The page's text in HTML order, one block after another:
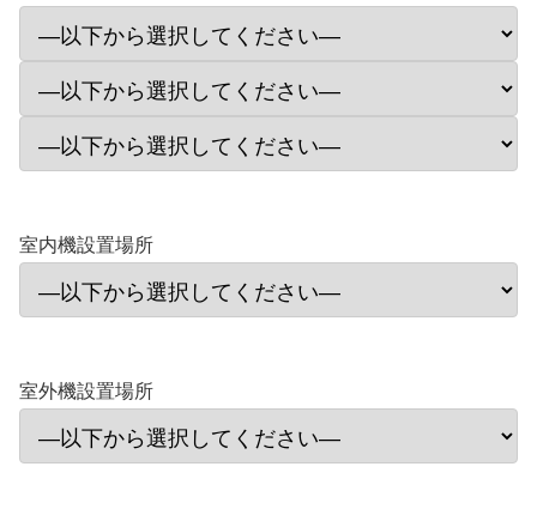
室内機設置場所
室外機設置場所